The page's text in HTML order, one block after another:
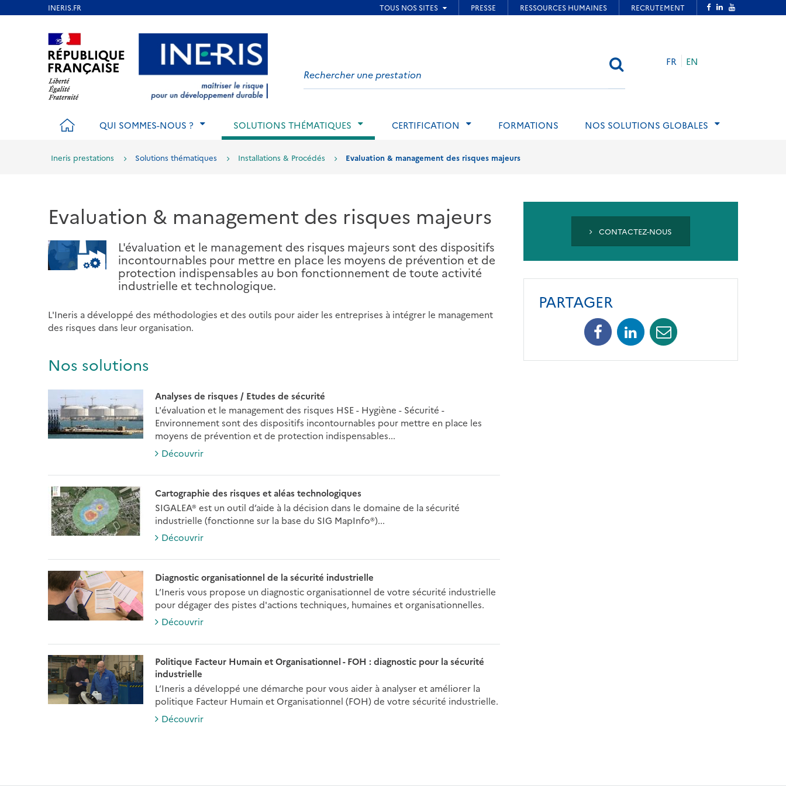
Aller au contenu Aller au menu Aller au pied de page
on
website
FR EN
ACCUEILQUI SOMMES-NOUS ? SOLUTIONS THÉMATIQUES CERTIFICATION FORMATIONS NOS SOLUTIONS GLOBALES
Ineris prestations Solutions thématiques Installations & Procédés Evaluation & management des risques majeurs
Evaluation & management des risques majeurs
L'évaluation et le management des risques majeurs sont des dispositifs
incontournables pour mettre en place les moyens de prévention et de
protection indispensables au bon fonctionnement de toute activité
industrielle et technologique.
L'Ineris a développé des méthodologies et des outils pour aider les entreprises à intégrer le management
des risques dans leur organisation.
Nos solutions
Analyses de risques / Etudes de sécurité
L'évaluation et le management des risques HSE - Hygiène - Sécurité -
Environnement sont des dispositifs incontournables pour mettre en place les
moyens de prévention et de protection indispensables...
Découvrir
Cartographie des risques et aléas technologiques
SIGALEA® est un outil d’aide à la décision dans le domaine de la sécurité
industrielle (fonctionne sur la base du SIG MapInfo®)...
Découvrir
Diagnostic organisationnel de la sécurité industrielle
L’Ineris vous propose un diagnostic organisationnel de votre sécurité industrielle
pour dégager des pistes d'actions techniques, humaines et organisationnelles.
Découvrir
Politique Facteur Humain et Organisationnel - FOH : diagnostic pour la sécurité
industrielle
L’Ineris a développé une démarche pour vous aider à analyser et améliorer la
politique Facteur Humain et Organisationnel (FOH) de votre sécurité industrielle.
Découvrir
CONTACTEZ-NOUS
PARTAGER
FacebookLinkedin